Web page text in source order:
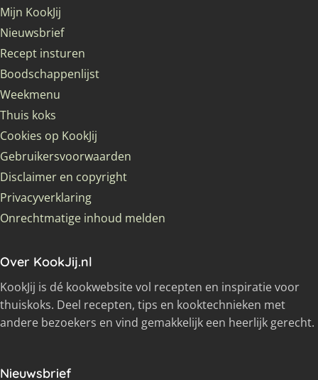
Mijn KookJij
Nieuwsbrief
Recept insturen
Boodschappenlijst
Weekmenu
Thuis koks
Cookies op KookJij
Gebruikersvoorwaarden
Disclaimer en copyright
Privacyverklaring
Onrechtmatige inhoud melden
Over KookJij.nl
KookJij is dé kookwebsite vol recepten en inspiratie voor
thuiskoks. Deel recepten, tips en kooktechnieken met
andere bezoekers en vind gemakkelijk een heerlijk gerecht.
Nieuwsbrief